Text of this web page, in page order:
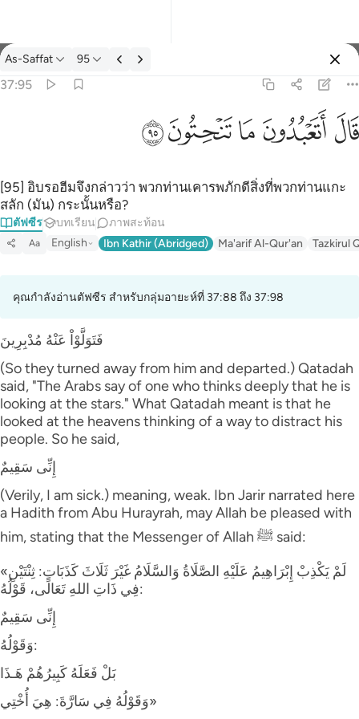
ตัฟซีร: As-Saffat 37:95
As-Saffat 95
37:95
ﲟﲠﲡﲢﲣ
[95] อิบรอฮีมจึงกล่าวว่า พวกท่านเคารพภักดีสิ่งที่พวกท่านแกะ
สลัก (มัน) กระนั้นหรือ?
ตัฟซีร บทเรียน ภาพสะท้อน
Aa English Ibn Kathir (Abridged) Ma'arif Al-Qur'an Tazkirul
คุณกำลังอ่านตัฟซีร สำหรับกลุ่มอายะห์ที่ 37:88 ถึง 37:98
فَتَوَلَّوْاْ عَنْهُ مُدْبِرِينَ
(So they turned away from him and departed.) Qatadah
said, "The Arabs say of one who thinks deeply that he is
looking at the stars." What Qatadah meant is that he
looked at the heavens thinking of a way to distract his
people. So he said,
إِنِّى سَقِيمٌ
(Verily, I am sick.) meaning, weak. Ibn Jarir narrated here
a Hadith from Abu Hurayrah, may Allah be pleased with
him, stating that the Messenger of Allah ﷺ said:
«لَمْ يَكْذِبْ إِبْرَاهِيمُ عَلَيْهِ الصَّلَاةُ وَالسَّلَامُ غَيْرَ ثَلَاثَ كَذَبَاتٍ: ثِنْتَيْنِ
فِي ذَاتِ اللهِ تَعَالَى، قَوْلُهُ:
إِنِّى سَقِيمٌ
وَقَوْلُهُ:
بَلْ فَعَلَهُ كَبِيرُهُمْ هَـذَا
وَقَوْلُهُ فِي سَارَّةَ: هِيَ أُخْتِي»